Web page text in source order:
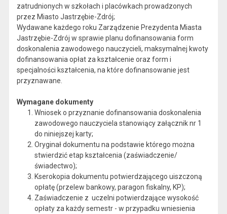
zatrudnionych w szkołach i placówkach prowadzonych
przez Miasto Jastrzębie-Zdrój;
Wydawane każdego roku Zarządzenie Prezydenta Miasta
Jastrzębie-Zdrój w sprawie planu dofinansowania form
doskonalenia zawodowego nauczycieli, maksymalnej kwoty
dofinansowania opłat za kształcenie oraz form i
specjalności kształcenia, na które dofinansowanie jest
przyznawane.
Wymagane dokumenty
Wniosek o przyznanie dofinansowania doskonalenia
zawodowego nauczyciela stanowiący załącznik nr 1
do niniejszej karty;
Oryginał dokumentu na podstawie którego można
stwierdzić etap kształcenia (zaświadczenie/
świadectwo);
Kserokopia dokumentu potwierdzającego uiszczoną
opłatę (przelew bankowy, paragon fiskalny, KP);
Zaświadczenie z uczelni potwierdzające wysokość
opłaty za każdy semestr - w przypadku wniesienia